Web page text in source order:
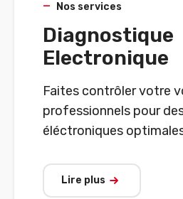
Nos services
Diagnostique
Electronique
Faites contrôler votre
professionnels pour
éléctroniques
avancés pour détecter
cachés avant qu'ils
Lire plus